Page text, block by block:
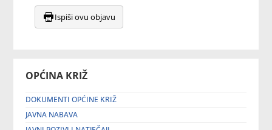
OPĆINA KRIŽ
DOKUMENTI OPĆINE KRIŽ
JAVNA NABAVA
Ispiši ovu objavu